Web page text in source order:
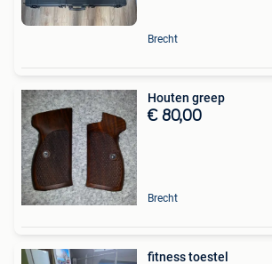
Brecht
Houten greep
€ 80,00
Brecht
fitness toestel